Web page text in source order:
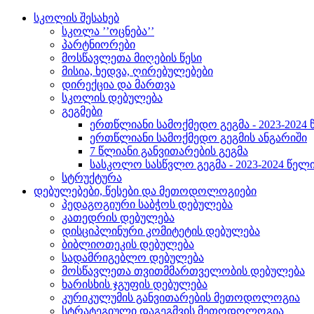
სკოლის შესახებ
სკოლა ’’ოცნება’’
პარტნიორები
მოსწავლეთა მიღების წესი
მისია, ხედვა, ღირებულებები
დირექცია და მართვა
სკოლის დებულება
გეგმები
ერთწლიანი სამოქმედო გეგმა - 2023-2024
ერთწლიანი სამოქმედო გეგმის ანგარიში
7 წლიანი განვითარების გეგმა
სასკოლო სასწვლო გეგმა - 2023-2024
სტრუქტურა
დებულებები, წესები და მეთოდოლოგიები
პედაგოგიური საბჭოს დებულება
კათედრის დებულება
დისციპლინური კომიტეტის დებულება
ბიბლიოთეკის დებულება
სადამრიგებლო დებულება
მოსწავლეთა თვითმმართველობის დებულება
ხარისხის ჯგუფის დებულება
კურიკულუმის განვითარების მეთოდოლოგია
სტრატეგიული დაგეგმვის მეთოდოლოგია